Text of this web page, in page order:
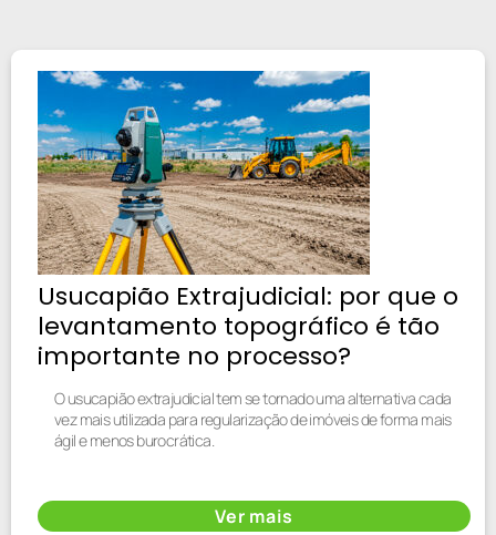
Usucapião Extrajudicial: por que o
levantamento topográfico é tão
importante no processo?
O usucapião extrajudicial tem se tornado uma alternativa cada
vez mais utilizada para regularização de imóveis de forma mais
ágil e menos burocrática.
Ver mais